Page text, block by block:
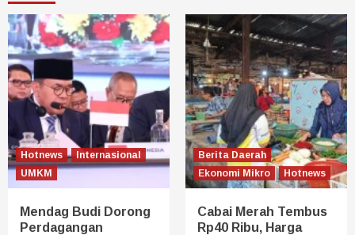
Hotnews
Internasional
UMKM
Mendag Budi Dorong
Perdagangan
Berita Daerah
Ekonomi Mikro
Hotnews
Cabai Merah Tembus
Rp40 Ribu, Harga